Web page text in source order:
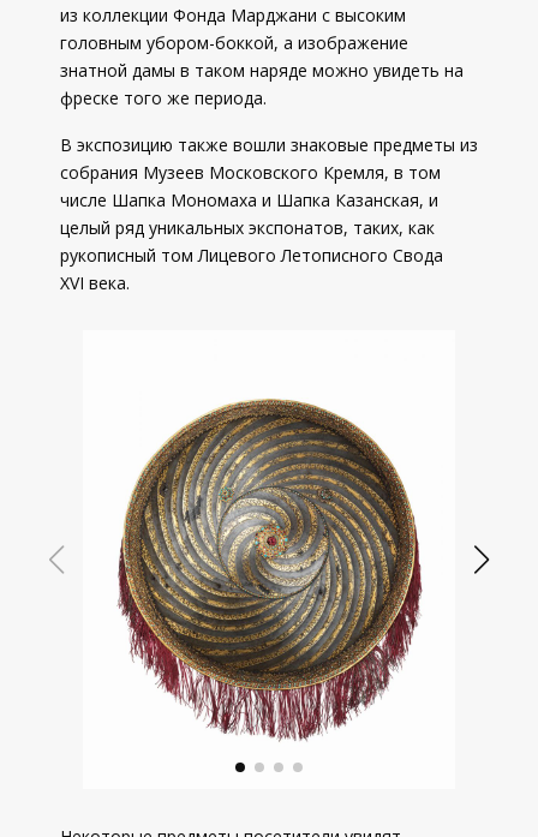
из коллекции Фонда Марджани с высоким
головным убором-боккой, а изображение
знатной дамы в таком наряде можно увидеть на
фреске того же периода.
В экспозицию также вошли знаковые предметы из
собрания Музеев Московского Кремля, в том
числе Шапка Мономаха и Шапка Казанская, и
целый ряд уникальных экспонатов, таких, как
рукописный том Лицевого Летописного Свода
XVI века.